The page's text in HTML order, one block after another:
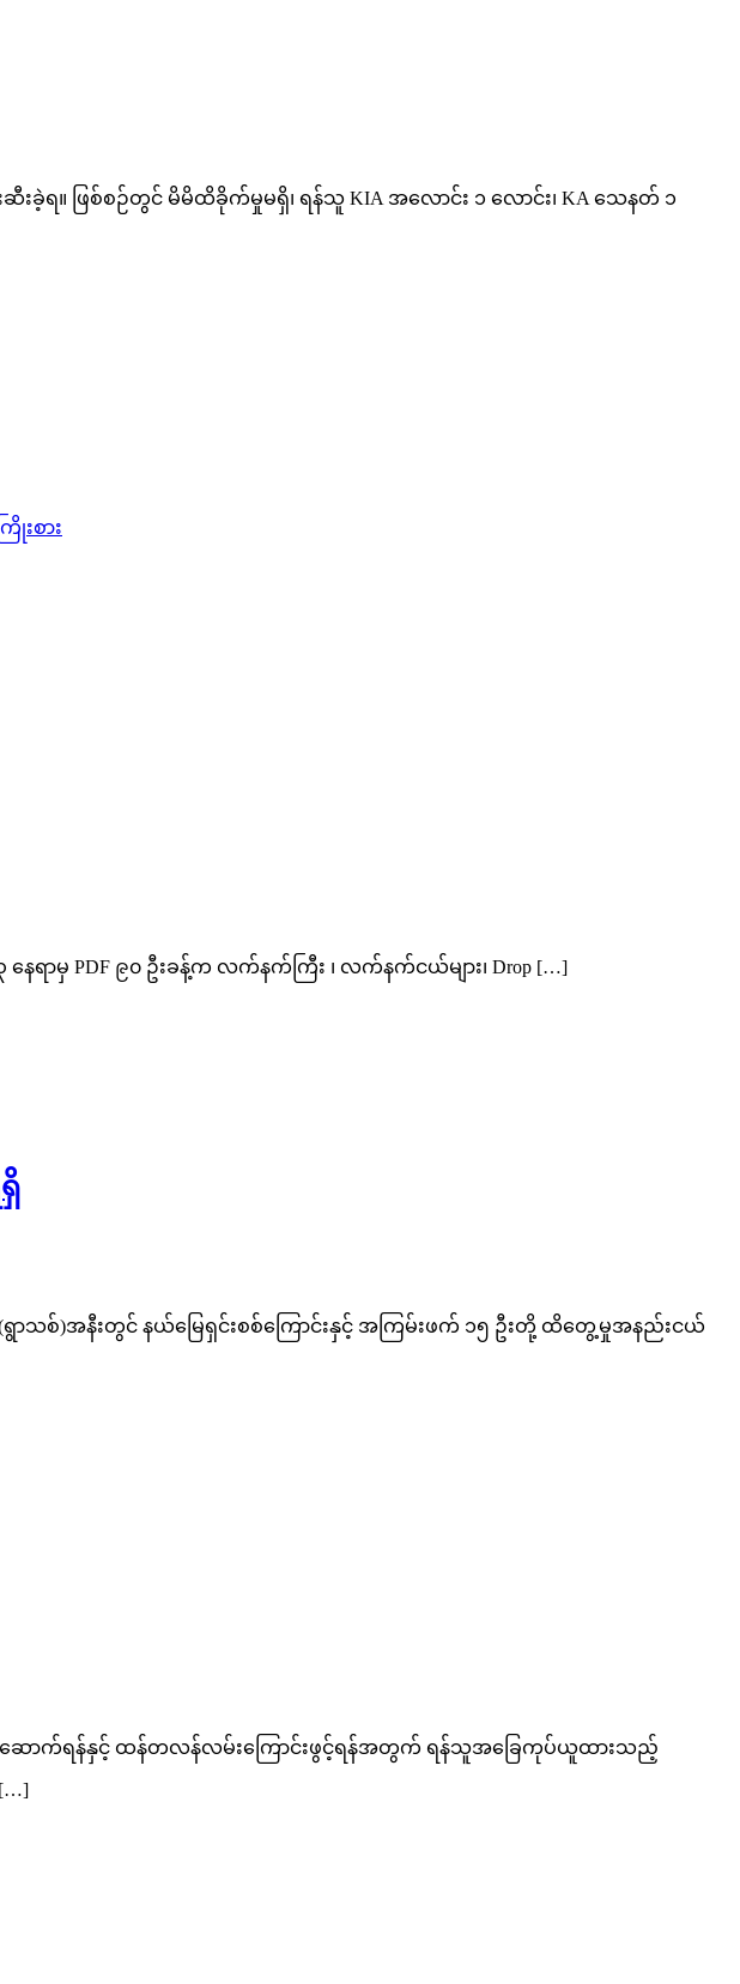
ရ။ ဖြစ်စဉ်တွင် မိမိထိခိုက်မှုမရှိ၊ ရန်သူ KIA အလောင်း ၁ လောင်း၊ KA သေနတ် ၁
းစား
ာမှ PDF ၉၀ ဦးခန့်က လက်နက်ကြီး ၊ လက်နက်ငယ်များ၊ Drop […]
သစ်)အနီးတွင် နယ်မြေရှင်းစစ်ကြောင်းနှင့် အကြမ်းဖက် ၁၅ ဦးတို့ ထိတွေ့မှုအနည်းငယ်
ည်ဆောက်ရန်နှင့် ထန်တလန်လမ်းကြောင်းဖွင့်ရန်အတွက် ရန်သူအခြေကုပ်ယူထားသည့်